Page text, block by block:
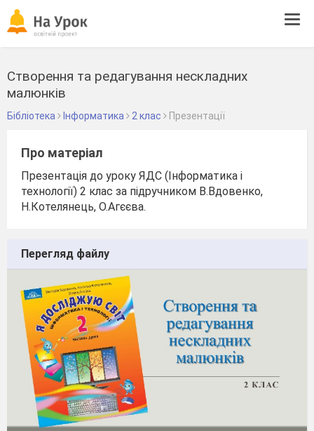
Створення та редагування нескладних
малюнків
Бібліотека Інформатика 2 клас Презентації
Про матеріал
Презентація до уроку ЯДС (Інформатика і
технології) 2 клас за підручником В.Вдовенко,
Н.Котелянець, О.Агєєва.
Перегляд файлу